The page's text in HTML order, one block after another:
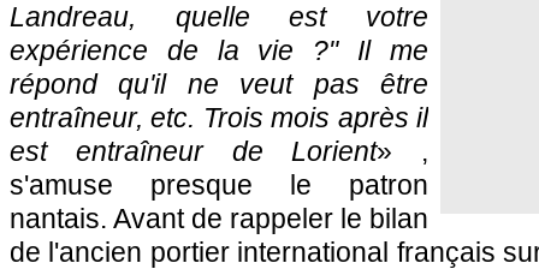
Landreau, quelle est votre
expérience de la vie ?" Il me
répond qu'il ne veut pas être
entraîneur, etc. Trois mois après il
est entraîneur de Lorient» ,
s'amuse presque le patron
nantais. Avant de rappeler le bilan
de l'ancien portier international français